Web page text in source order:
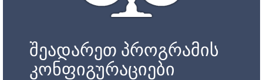
შეადარეთ პროგრამის
კონფიგურაციები